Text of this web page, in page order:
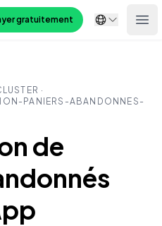
gratuitement
·
PANIERS-ABANDONNES-
de